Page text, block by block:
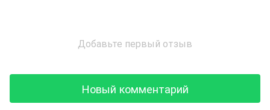
Добавьте первый отзыв
Новый комментарий